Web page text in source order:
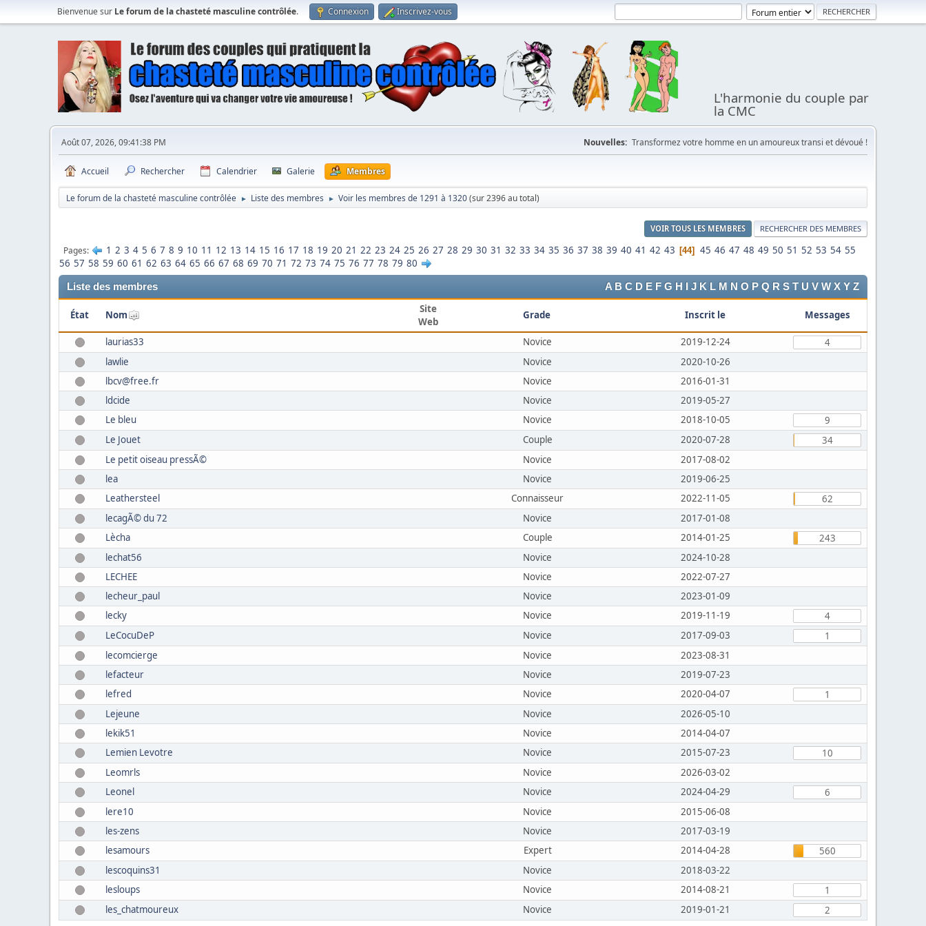
Bienvenue sur Le forum de la chasteté masculine contrôlée. Connexion Inscrivez-vous
L'harmonie du couple par
la CMC
Août 07, 2026, 09:41:38 PM Nouvelles: Transformez votre homme en un amoureux transi et dévoué !
Accueil Rechercher Calendrier Galerie Membres
Le forum de la chasteté masculine contrôlée ► Liste des membres ► Voir les membres de 1291 à 1320(sur 2396 au total)
VOIR TOUS LES MEMBRES RECHERCHER DES MEMBRES
Pages 1 2 3 4 5 6 7 8 9 10 11 12 13 14 15 16 17 18 19 20 21 22 23 24 25 26 27 28 29 30 31 32 33 34 35 36 37 38 39 40 41 42 43 44 45 46 47 48 49 50 51 52 53 54 55
56 57 58 59 60 61 62 63 64 65 66 67 68 69 70 71 72 73 74 75 76 77 78 79 80
Liste des membres A B C D E F G H I J K L M N O P Q R S T U V W X Y Z
État Nom
Site
Web
Grade Inscrit le Messages
laurias33 Novice 2019-12-24
4
lawlie
Novice
2020-10-26
lbcv@free.fr
Novice
2016-01-31
ldcide
Novice
2019-05-27
Le bleu
Novice 2018-10-05
9
Le Jouet
Couple 2020-07-28
34
Le petit oiseau pressÃ©
Novice
2017-08-02
lea
Novice
2019-06-25
Leathersteel
Connaisseur 2022-11-05
62
lecagÃ© du 72
Novice
2017-01-08
Lècha
Couple 2014-01-25
243
lechat56
Novice
2024-10-28
LECHEE
Novice
2022-07-27
lecheur_paul
Novice
2023-01-09
lecky
Novice 2019-11-19
4
LeCocuDeP
Novice 2017-09-03
1
lecomcierge
Novice
2023-08-31
lefacteur
Novice
2019-07-23
lefred
Novice 2020-04-07
1
Lejeune
Novice
2026-05-10
lekik51
Novice
2014-04-07
Lemien Levotre
Novice 2015-07-23
10
Leomrls
Novice
2026-03-02
Leonel
Novice 2024-04-29
6
lere10
Novice
2015-06-08
les-zens
Novice
2017-03-19
lesamours
Expert 2014-04-28
560
lescoquins31
Novice
2018-03-22
lesloups
Novice 2014-08-21
1
les_chatmoureux
Novice 2019-01-21 2